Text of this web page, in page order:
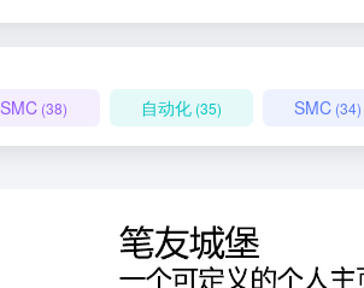
SMC (38) 自动化(35) SMC (34)